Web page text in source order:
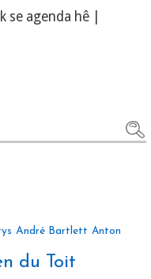
se agenda hê
André Bartlett Anton
du Toit